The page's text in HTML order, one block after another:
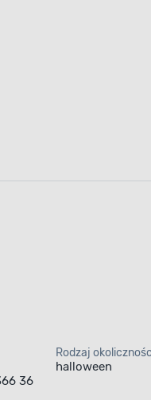
36
Rodzaj
halloween